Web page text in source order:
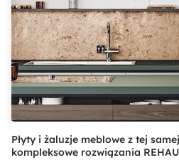
Płyty i żaluzje meblowe z tej
kompleksowe rozwiązania REHAU